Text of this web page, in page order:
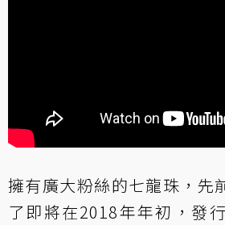
擁有廣大粉絲的七龍珠，先
了即將在2018年年初，發